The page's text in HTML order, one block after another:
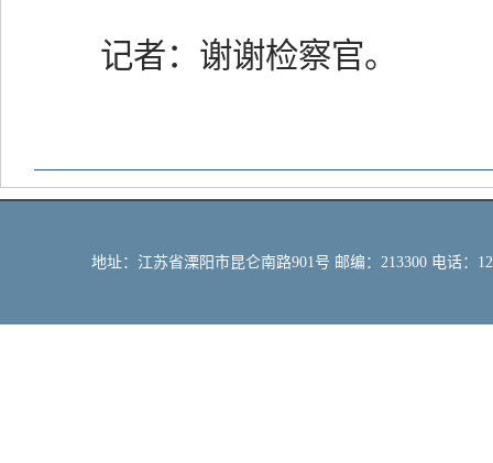
记者：谢谢检察官。
地址：江苏省溧阳市昆仑南路901号 邮编：213300 电话：